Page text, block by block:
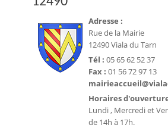
Adresse :
Rue de la Mairie
12490 Viala du Tarn
Tél : 05 65 62 52 37
Fax : 01 56 72 97 13
Horaires
Lundi , Mercredi et
de 14h à 17h.